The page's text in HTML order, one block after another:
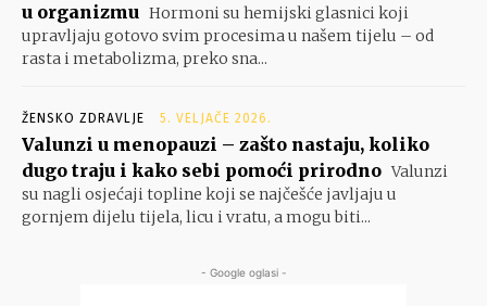
u organizmu Hormoni su hemijski glasnici koji
upravljaju gotovo svim procesima u našem tijelu – od
rasta i metabolizma, preko sna...
ŽENSKO ZDRAVLJE 5. VELJAČE 2026.
Valunzi u menopauzi – zašto nastaju, koliko
dugo traju i kako sebi pomoći prirodno Valunzi
su nagli osjećaji topline koji se najčešće javljaju u
gornjem dijelu tijela, licu i vratu, a mogu biti...
- Google oglasi -